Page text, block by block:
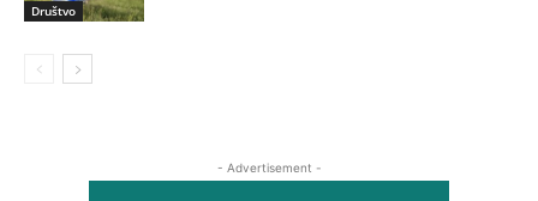
Društvo
- Advertisement -